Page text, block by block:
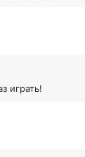
Strict Order
играть!